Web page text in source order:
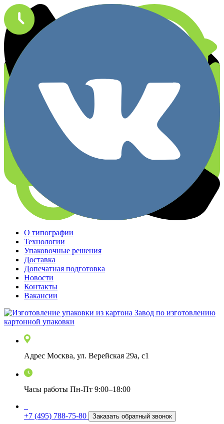
О типографии
Технологии
Упаковочные решения
Доставка
Допечатная подготовка
Новости
Контакты
Вакансии
Завод по изготовлению
картонной упаковки
Адрес Москва, ул. Верейская 29а, с1
Часы работы Пн-Пт 9:00–18:00
+7 (495) 788-75-80 Заказать обратный звонок